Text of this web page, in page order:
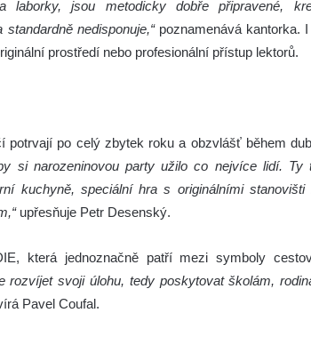
laborky, jsou metodicky dobře připravené,
nedisponuje,“poznamenává kantorka.
prostředí nebo profesionální přístup lektorů.
potrvají po celý zbytek roku a obzvlášť během
si narozeninovou party užilo co nejvíce lidí.
kuchyně, speciální hra s originálními
upřesňuje Petr Desenský.
která jednoznačně patří mezi symboly
rozvíjet svoji úlohu, tedy poskytovat školám,
Pavel Coufal.